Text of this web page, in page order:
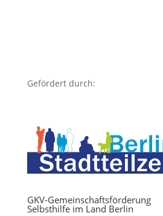
Gefördert durch:
GKV-Gemeinschaftsförderung
Selbsthilfe im Land Berlin